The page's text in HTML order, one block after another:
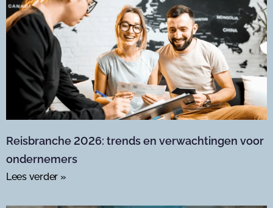
Reisbranche 2026: trends en verwachtingen voor
ondernemers
Lees verder »